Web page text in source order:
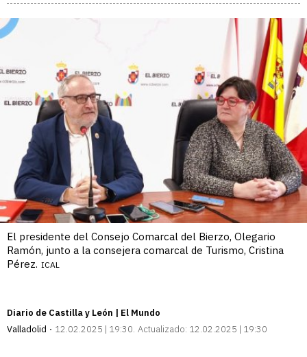
El presidente del Consejo Comarcal del Bierzo, Olegario
Ramón, junto a la consejera comarcal de Turismo, Cristina
Pérez. ICAL
Diario de Castilla y León | El Mundo
Valladolid
12.02.2025 | 19:30 Actualizado: 12.02.2025 | 19:30